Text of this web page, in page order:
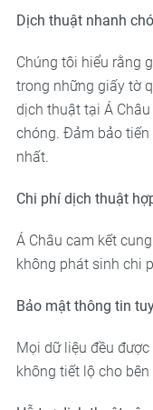
Dịch thuật nhanh
Chúng tôi hiểu rằng
trong những giấy tờ
dịch thuật tại Á
chóng. Đảm bảo
nhất.
Chi phí dịch thuật
Á Châu cam kết
không phát sinh chi
Bảo mật thông tin
Mọi dữ liệu đều
không tiết lộ cho bên